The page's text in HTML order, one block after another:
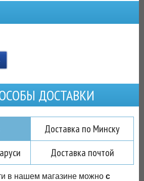
ДОСТАВКИ
Доставка по Минску
Доставка почтой
в нашем магазине можно с